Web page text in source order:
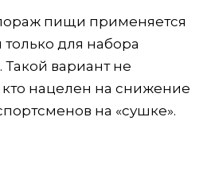
пищи применяется
для набора
вариант не
кто нацелен на снижение
на «сушке».